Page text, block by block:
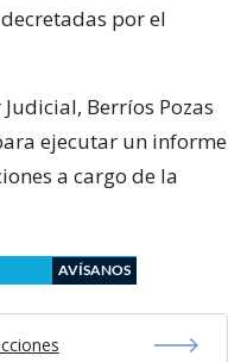
por el
Berríos Pozas
ejecutar un informe
a cargo de la
AVÍSANOS